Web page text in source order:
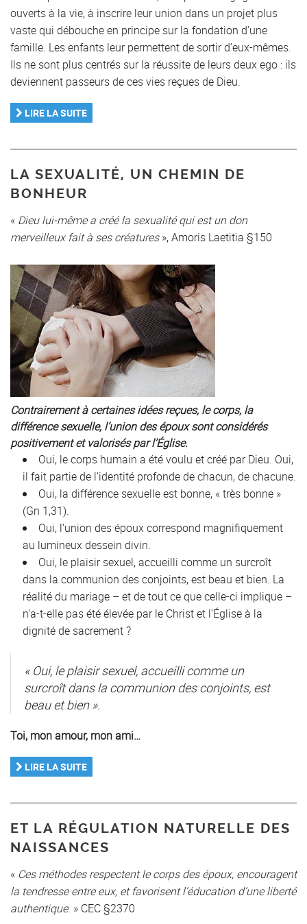
ouverts à la vie, à inscrire leur union dans un projet plus
vaste qui débouche en principe sur la fondation d’une
famille. Les enfants leur permettent de sortir d’eux-mêmes.
Ils ne sont plus centrés sur la réussite de leurs deux ego : ils
deviennent passeurs de ces vies reçues de Dieu.
LIRE LA SUITE
LA SEXUALITÉ, UN CHEMIN DE
BONHEUR
« Dieu lui-même a créé la sexualité qui est un don
merveilleux fait à ses créatures», Amoris Laetitia §150
Contrairement à certaines idées reçues, le corps, la
différence sexuelle, l’union des époux sont considérés
positivement et valorisés par l’Église.
Oui, le corps humain a été voulu et créé par Dieu. Oui,
il fait partie de l’identité profonde de chacun, de chacune.
Oui, la différence sexuelle est bonne, « très bonne »
(Gn 1,31).
Oui, l’union des époux correspond magnifiquement
au lumineux dessein divin.
Oui, le plaisir sexuel, accueilli comme un surcroît
dans la communion des conjoints, est beau et bien. La
réalité du mariage – et de tout ce que celle-ci implique –
n’a-t-elle pas été élevée par le Christ et l’Église à la
dignité de sacrement ?
« Oui, le plaisir sexuel, accueilli comme un
surcroît dans la communion des conjoints, est
beau et bien ».
Toi, mon amour, mon ami…
LIRE LA SUITE
ET LA RÉGULATION NATURELLE DES
NAISSANCES
« Ces méthodes respectent le corps des époux, encouragent
la tendresse entre eux, et favorisent l’éducation d’une liberté
authentique. » CEC §2370